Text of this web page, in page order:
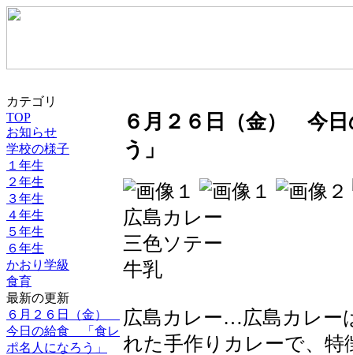
カテゴリ
TOP
お知らせ
学校の様子
１年生
２年生
３年生
４年生
５年生
６年生
かおり学級
食育
最新の更新
６月２６日（金）
今日の給食 「食レ
ポ名人になろう」
６月２６日（金） 今
う」
広島カレー
三色ソテー
牛乳
広島カレー…広島カレー
れた手作りカレーで、